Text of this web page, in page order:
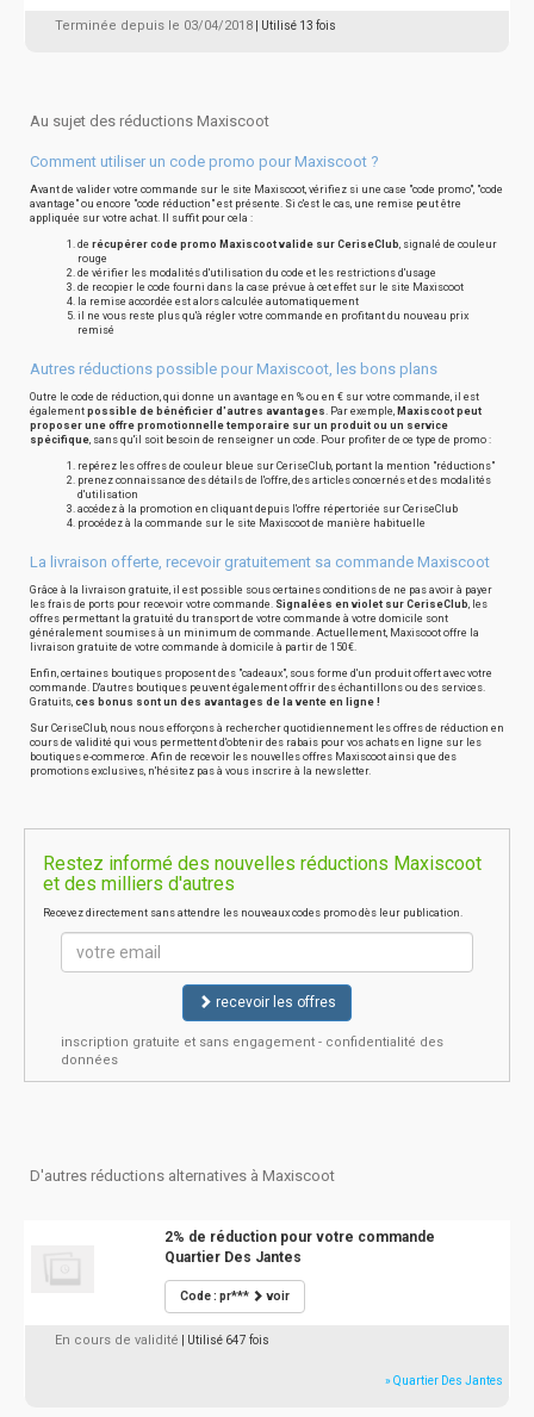
Terminée depuis le 03/04/2018 | Utilisé 13 fois
Au sujet des réductions Maxiscoot
Comment utiliser un code promo pour Maxiscoot ?
Avant de valider votre commande sur le site Maxiscoot, vérifiez si une case "code promo", "code
avantage" ou encore "code réduction" est présente. Si c'est le cas, une remise peut être
appliquée sur votre achat. Il suffit pour cela :
de récupérer code promo Maxiscoot valide sur CeriseClub, signalé de couleur
rouge
de vérifier les modalités d'utilisation du code et les restrictions d'usage
de recopier le code fourni dans la case prévue à cet effet sur le site Maxiscoot
la remise accordée est alors calculée automatiquement
il ne vous reste plus qu'à régler votre commande en profitant du nouveau prix
remisé
Autres réductions possible pour Maxiscoot, les bons plans
Outre le code de réduction, qui donne un avantage en % ou en € sur votre commande, il est
également possible de bénéficier d'autres avantages. Par exemple, Maxiscoot peut
proposer une offre promotionnelle temporaire sur un produit ou un service
spécifique, sans qu'il soit besoin de renseigner un code. Pour profiter de ce type de promo :
repérez les offres de couleur bleue sur CeriseClub, portant la mention "réductions"
prenez connaissance des détails de l'offre, des articles concernés et des modalités
d'utilisation
accédez à la promotion en cliquant depuis l'offre répertoriée sur CeriseClub
procédez à la commande sur le site Maxiscoot de manière habituelle
La livraison offerte, recevoir gratuitement sa commande Maxiscoot
Grâce à la livraison gratuite, il est possible sous certaines conditions de ne pas avoir à payer
les frais de ports pour recevoir votre commande. Signalées en violet sur CeriseClub, les
offres permettant la gratuité du transport de votre commande à votre domicile sont
généralement soumises à un minimum de commande. Actuellement, Maxiscoot offre la
livraison gratuite de votre commande à domicile à partir de 150€.
Enfin, certaines boutiques proposent des "cadeaux", sous forme d'un produit offert avec votre
commande. D'autres boutiques peuvent également offrir des échantillons ou des services.
Gratuits, ces bonus sont un des avantages de la vente en ligne !
Sur CeriseClub, nous nous efforçons à rechercher quotidiennement les offres de réduction en
cours de validité qui vous permettent d'obtenir des rabais pour vos achats en ligne sur les
boutiques e-commerce. Afin de recevoir les nouvelles offres Maxiscoot ainsi que des
promotions exclusives, n'hésitez pas à vous inscrire à la newsletter.
Restez informé des nouvelles réductions Maxiscoot
et des milliers d'autres
Recevez directement sans attendre les nouveaux codes promo dès leur publication.
recevoir les offres
inscription gratuite et sans engagement - confidentialité des
données
D'autres réductions alternatives à Maxiscoot
2% de réduction pour votre commande
Quartier Des Jantes
Code : pr*** voir
En cours de validité | Utilisé 647 fois
» Quartier Des Jantes